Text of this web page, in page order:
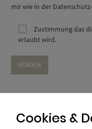
mir wie in der
Zustimmung das
erlaubt wird.
Cookies &